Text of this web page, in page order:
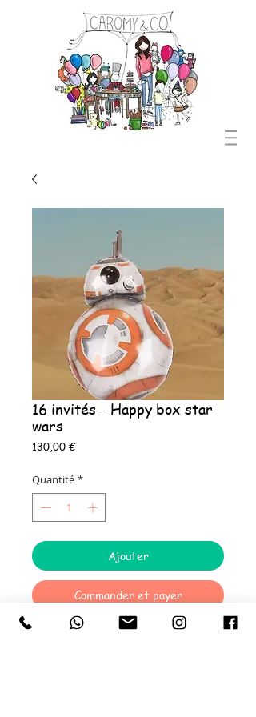
16 invités - Happy box star
wars
130,00 €Prix
Quantité *
Ajouter
Commander et payer